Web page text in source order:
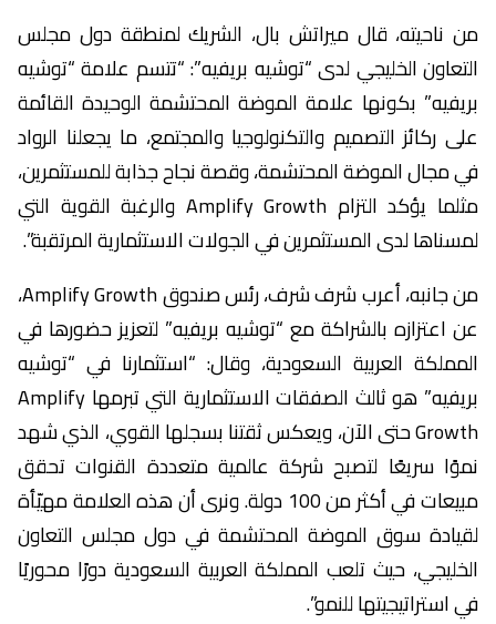
من ناحيته، قال ميراتش بال، الشريك لمنطقة دول مجلس
التعاون الخليجي لدى “توشيه بريفيه”: “تتسم علامة “توشيه
بريفيه” بكونها علامة الموضة المحتشمة الوحيدة القائمة
على ركائز التصميم والتكنولوجيا والمجتمع، ما يجعلنا الرواد
في مجال الموضة المحتشمة، وقصة نجاح جذابة للمستثمرين،
مثلما يؤكد التزام Amplify Growth والرغبة القوية التي
لمسناها لدى المستثمرين في الجولات الاستثمارية المرتقبة”.
من جانبه، أعرب شرف شرف، رئس صندوق Amplify Growth،
عن اعتزازه بالشراكة مع “توشيه بريفيه” لتعزيز حضورها في
المملكة العربية السعودية، وقال: “استثمارنا في “توشيه
بريفيه” هو ثالث الصفقات الاستثمارية التي تبرمها Amplify
Growth حتى الآن، ويعكس ثقتنا بسجلها القوي، الذي شهد
نموًا سريعًا لتصبح شركة عالمية متعددة القنوات تحقق
مبيعات في أكثر من 100 دولة. ونرى أن هذه العلامة مهيّأة
لقيادة سوق الموضة المحتشمة في دول مجلس التعاون
الخليجي، حيث تلعب المملكة العربية السعودية دورًا محوريًا
في استراتيجيتها للنمو”.